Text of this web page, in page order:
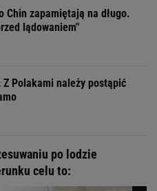
Chin zapamiętają na długo.
lądowaniem"
Polakami należy postąpić
po lodzie
celu to: